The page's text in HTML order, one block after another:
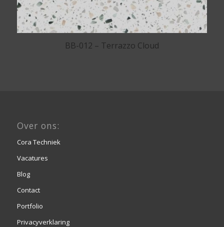
BB-012 – Terrazzo Cloud
Over ons:
Cora Techniek
Vacatures
Blog
Contact
Portfolio
Privacyverklaring